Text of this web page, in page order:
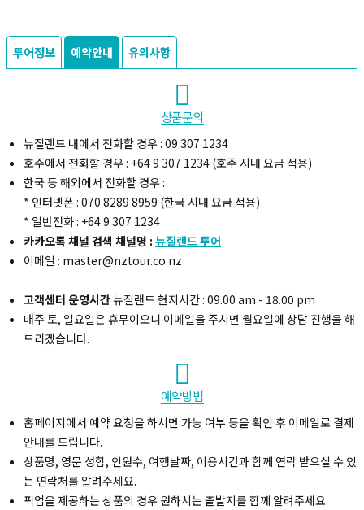
투어정보 예약안내 유의사항
상품문의
뉴질랜드 내에서 전화할 경우 : 09 307 1234
호주에서 전화할 경우 : +64 9 307 1234 (호주 시내 요금 적용)
한국 등 해외에서 전화할 경우 :
* 인터넷폰 : 070 8289 8959 (한국 시내 요금 적용)
* 일반전화 : +64 9 307 1234
카카오톡 채널 검색 채널명 : 뉴질랜드 투어
이메일 : master@nztour.co.nz
고객센터 운영시간뉴질랜드 현지시간 : 09.00 am - 18.00 pm
매주 토, 일요일은 휴무이오니 이메일을 주시면 월요일에 상담 진행을 해
드리겠습니다.
예약방법
홈페이지에서 예약 요청을 하시면 가능 여부 등을 확인 후 이메일로 결제
안내를 드립니다.
상품명, 영문 성함, 인원수, 여행날짜, 이용시간과 함께 연락 받으실 수 있
는 연락처를 알려주세요.
픽업을 제공하는 상품의 경우 원하시는 출발지를 함께 알려주세요.